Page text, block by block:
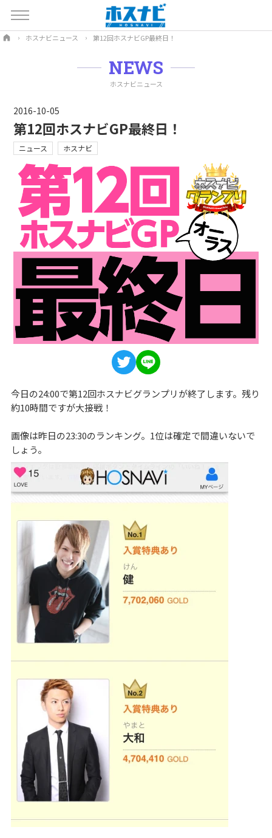
ホスナビニュース 第12回ホスナビGP最終日！
NEWS
ホスナビニュース
2016-10-05
第12回ホスナビGP最終日！
ニュース ホスナビ
今日の24:00で第12回ホスナビグランプリが終了します。残り
約10時間ですが大接戦！
画像は昨日の23:30のランキング。1位は確定で間違いないで
しょう。